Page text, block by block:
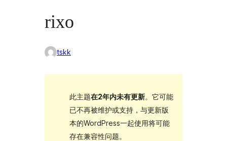
rixo
tskk
此主题在2年内未有更新。它可能
已不再被维护或支持，与更新版
本的WordPress一起使用将可能
存在兼容性问题。